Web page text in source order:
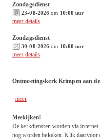
Zondagsdienst
23-08-2026 om 10:00 uur
meer details
Zondagsdienst
30-08-2026 om 10:00 uur
meer details
Ontmoetingskerk Krimpen aan
meer
Meekijken!
De kerkdiensten worden via
nog worden bekeken. Klik daarvoor